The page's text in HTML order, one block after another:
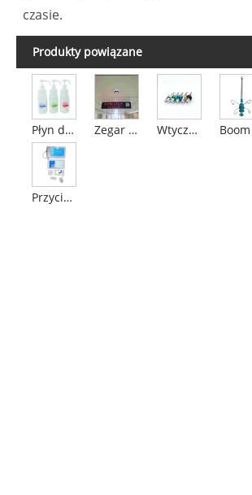
czasie.
Produkty powiązane
Płyn do zabijania mikroorganizmów Zegar szpitalny Wtyczka pięciokolorowa
Przycisk wezwania szpitala